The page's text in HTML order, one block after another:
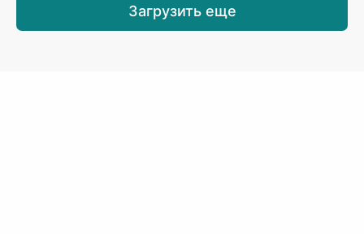
Загрузить еще